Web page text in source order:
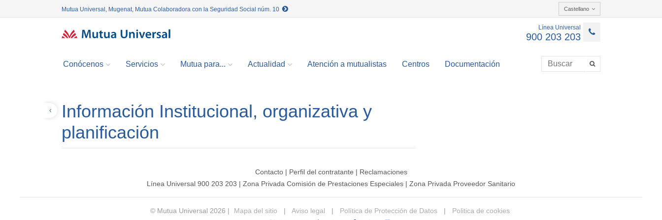
Mutua Universal, Mugenat, Mutua Colaboradora con la Seguridad Social núm. 10 Castellano
Línea Universal
900 203 203
Conócenos Servicios Mutua para... Actualidad Atención a mutualistas Centros Documentación
Información Institucional, organizativa y
planificación
Contacto| Perfil del contratante | Reclamaciones
Línea Universal 900 203 203 | Zona Privada Comisión de Prestaciones Especiales | Zona Privada Proveedor Sanitario
© Mutua Universal 2026 | Mapa del sitio | Aviso legal | Política de Protección de Datos |
Politica de cookies